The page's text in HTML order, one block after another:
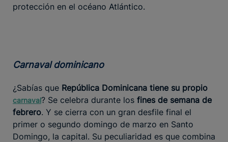
protección en el océano Atlántico.
Carnaval dominicano
¿Sabías que República Dominicana tiene su propio
carnaval? Se celebra durante los fines de semana de
febrero. Y se cierra con un gran desfile final el
primer o segundo domingo de marzo en Santo
Domingo, la capital. Su peculiaridad es que combina